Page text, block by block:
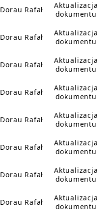
Dorau Rafał
Aktualizacja
dokumentu
Dorau Rafał
Aktualizacja
dokumentu
Dorau Rafał
Aktualizacja
dokumentu
Dorau Rafał
Aktualizacja
dokumentu
Dorau Rafał
Aktualizacja
dokumentu
Dorau Rafał
Aktualizacja
dokumentu
Dorau Rafał
Aktualizacja
dokumentu
Dorau Rafał
Aktualizacja
dokumentu